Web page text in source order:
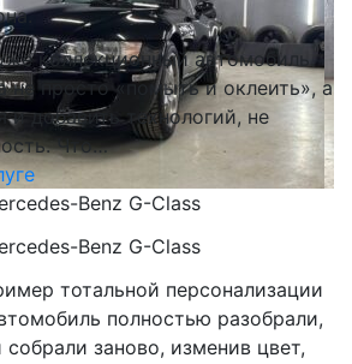
коллекционный автомобиль.
не просто «помыть и оклеить», а
и добавить технологий, не
Что…
Benz G-Class
Benz G-Class
тотальной персонализации
полностью разобрали,
заново, изменив цвет,